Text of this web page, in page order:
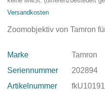
Versandkosten
Zoomobjektiv von Tamron
Marke
Tamron
Seriennummer
202894
Artikelnummer